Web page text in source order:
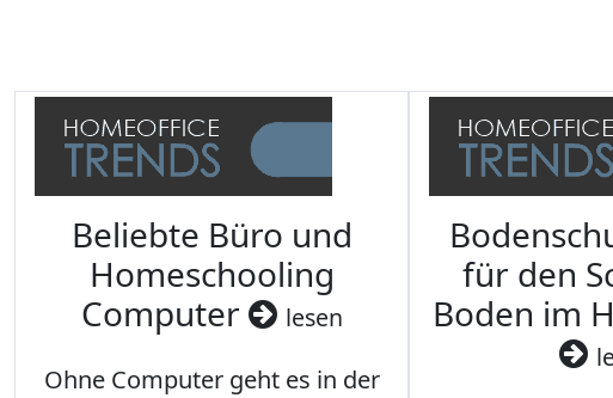
Beliebte Büro und
Homeschooling
Computer
lesen
Ohne Computer geht es in der
für den
Boden im